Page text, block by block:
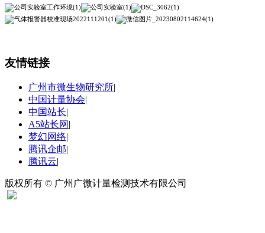
友情链接
广州市微生物研究所|
中国计量协会|
中国站长|
A5站长网 |
梦幻网络|
腾讯企邮|
腾讯云|
版权所有 © 广州广微计量检测技术有限公司